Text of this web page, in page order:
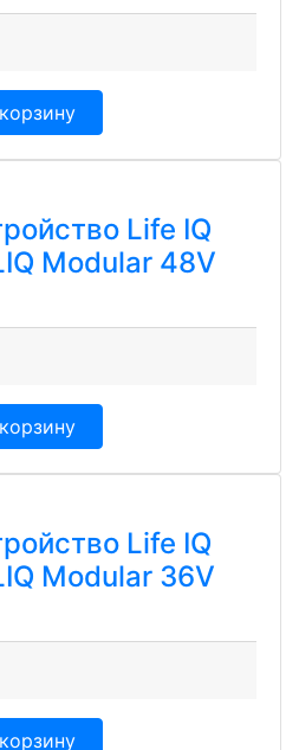
Life IQ
Modular 48V
Life IQ
Modular 36V